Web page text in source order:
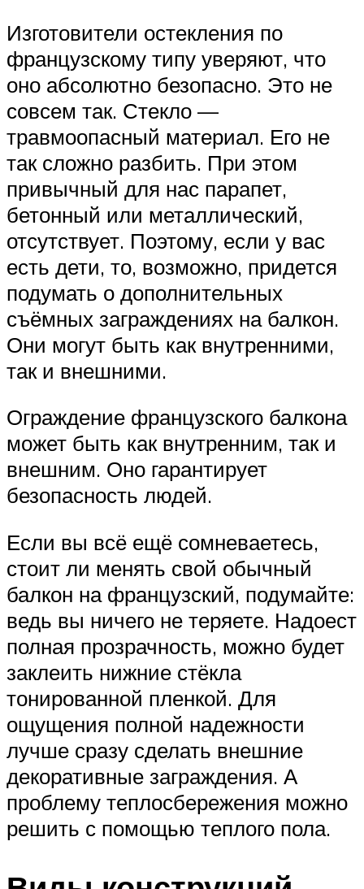
Изготовители остекления по
французскому типу уверяют, что
оно абсолютно безопасно. Это не
совсем так. Стекло —
травмоопасный материал. Его не
так сложно разбить. При этом
привычный для нас парапет,
бетонный или металлический,
отсутствует. Поэтому, если у вас
есть дети, то, возможно, придется
подумать о дополнительных
съёмных заграждениях на балкон.
Они могут быть как внутренними,
так и внешними.
Ограждение французского балкона
может быть как внутренним, так и
внешним. Оно гарантирует
безопасность людей.
Если вы всё ещё сомневаетесь,
стоит ли менять свой обычный
балкон на французский, подумайте:
ведь вы ничего не теряете. Надоест
полная прозрачность, можно будет
заклеить нижние стёкла
тонированной пленкой. Для
ощущения полной надежности
лучше сразу сделать внешние
декоративные заграждения. А
проблему теплосбережения можно
решить с помощью теплого пола.